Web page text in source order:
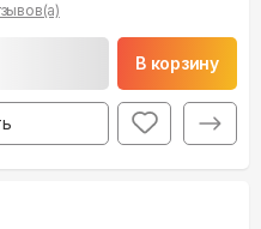
В корзину